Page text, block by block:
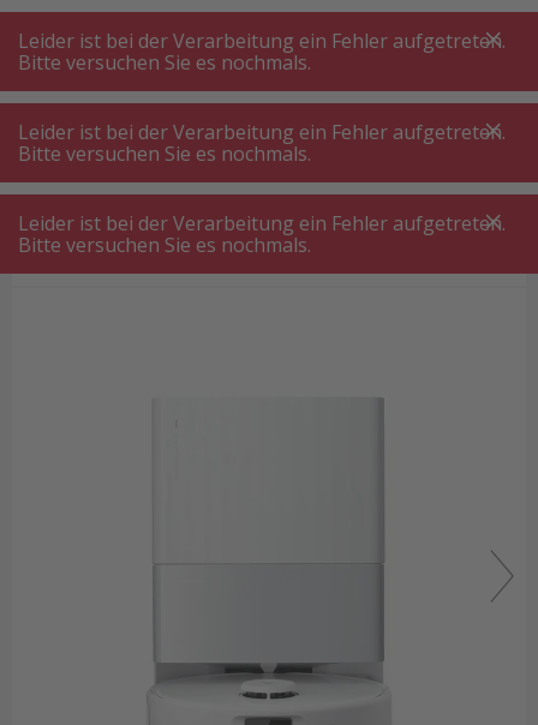
A +++
A+++
A +++
A+++
MyPost
MyPost
MENÜ SUCHE
Staubsauger Roboter
Roborock Qrevo Edge 5V1 Roboterstaubsauger Weiss
Roborock Qrevo Edge 5V1
Leider ist bei der Verarbeitung ein Fehler aufgetreten.
Bitte versuchen Sie es nochmals.
Leider ist bei der Verarbeitung ein Fehler aufgetreten.
Bitte versuchen Sie es nochmals.
Leider ist bei der Verarbeitung ein Fehler aufgetreten.
Bitte versuchen Sie es nochmals.